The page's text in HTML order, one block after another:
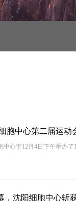
胞中心第二届运动
心于12月4日下午举办
，沈阳细胞中心斩